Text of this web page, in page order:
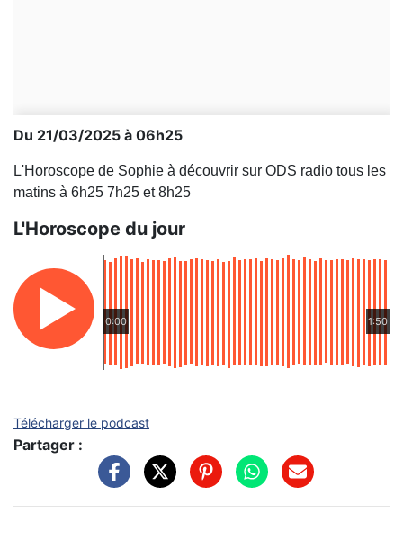
Du 21/03/2025 à 06h25
L'Horoscope de Sophie à découvrir sur ODS radio tous les
matins à 6h25 7h25 et 8h25
L'Horoscope du jour
0:00 1:50
Télécharger le podcast
Partager :